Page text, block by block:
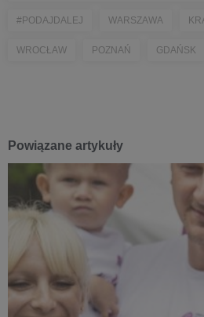
#PODAJDALEJ WARSZAWA
WROCŁAW POZNAŃ GDAŃSK
Powiązane artykuły